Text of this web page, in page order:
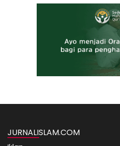
JURNALISLAM.COM